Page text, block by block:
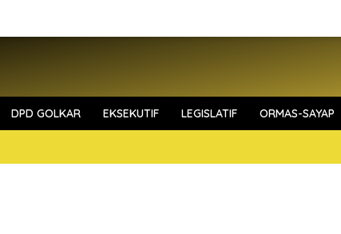
DPD GOLKAR EKSEKUTIF LEGISLATIF ORMAS-SAYAP